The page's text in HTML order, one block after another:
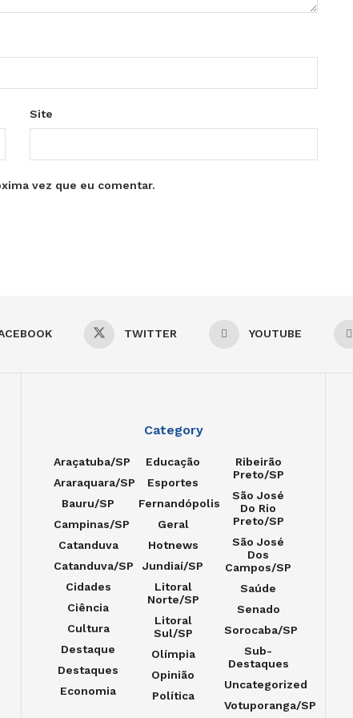
Site
vez que eu comentar.
TWITTER YOUTUBE
Category
Araçatuba/SP
Araraquara/SP
Bauru/SP
Campinas/SP
Catanduva
Catanduva/SP
Cidades
Ciência
Cultura
Destaque
Destaques
Economia
Educação
Esportes
Fernandópolis
Geral
Hotnews
Jundiaí/SP
Litoral
Norte/SP
Litoral
Sul/SP
Olímpia
Opinião
Política
Ribeirão
Preto/SP
São José
Do Rio
Preto/SP
São José
Dos
Campos/SP
Saúde
Senado
Sorocaba/SP
Sub-
Destaques
Uncategorized
Votuporanga/SP